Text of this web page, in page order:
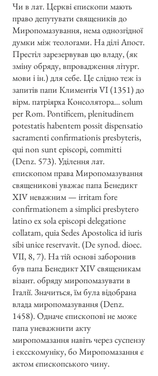
Чи в лат. Церкві єпископи мають
право депутувати священиків до
Миропомазування, нема однозгідної
думки між теологами. На ділі Апост.
Престіл зарезервував цю владу, (як
зміну обряду, впровадження літург.
мови і ін.) для себе. Це слідно теж із
запитів папи Климентія VI (1351) до
вірм. патріярха Консолятора... solum
per Rom. Pontificem, plenitudinem
potestatis habentem possit dispensatio
sacramenti confirmationis presbyteris,
qui non sunt episcopi, committi
(Denz. 573). Уділення лат.
єпископом права Миропомазування
священикові уважає папа Бенедикт
XIV неважним — irritam fore
confirmationem a simplici presbytero
latino ex sola episcopi delegatione
collatam, quia Sedes Apostolica id iuris
sibi unice reservavit. (De synod. dioec.
VII, 8, 7). На тій основі заборонив
був папа Бенедикт XIV священикам
візант. обряду миропомазувати в
Італії. Значиться, їм була відобрана
влада миропомазування (Denz.
1458). Одначе єпископові не може
папа уневажнити акту
миропомазання навіть через суспензу
і ексскомуніку, бо Миропомазання є
актом єпископського чину.